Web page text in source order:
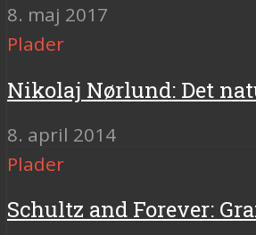
8. maj 2017
Plader
Nikolaj Nørlund: Det
8. april 2014
Plader
Schultz and Forever: